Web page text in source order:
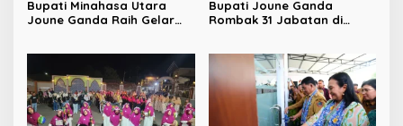
Bupati Minahasa Utara
Joune Ganda Raih Gelar
Bupati Joune Ganda
Rombak 31 Jabatan di
Diskominfosan